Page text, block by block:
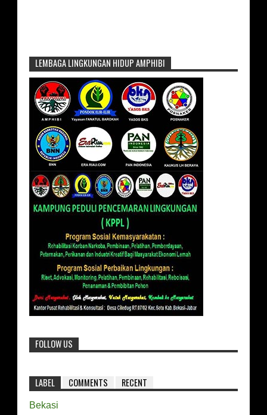
LEMBAGA LINGKUNGAN HIDUP AMPHIBI
FOLLOW US
LABEL COMMENTS RECENT
Bekasi